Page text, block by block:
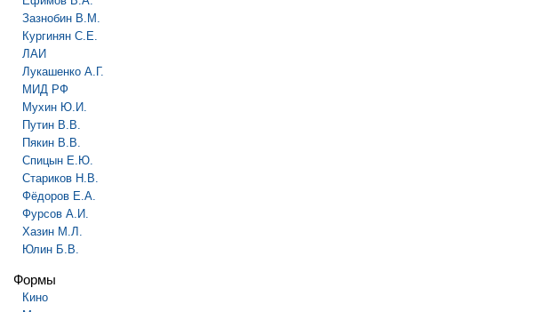
Зазнобин В.М.
Кургинян С.Е.
ЛАИ
Лукашенко А.Г.
МИД РФ
Мухин Ю.И.
Путин В.В.
Пякин В.В.
Спицын Е.Ю.
Стариков Н.В.
Фёдоров Е.А.
Фурсов А.И.
Хазин М.Л.
Юлин Б.В.
Формы
Кино